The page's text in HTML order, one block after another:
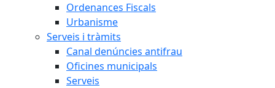
Ordenances Fiscals
Urbanisme
Serveis i tràmits
Canal denúncies antifrau
Oficines municipals
Serveis